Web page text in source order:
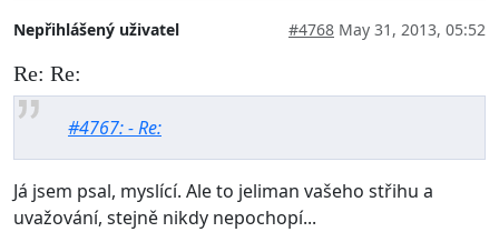
Nepřihlášený uživatel #4768 May 31, 2013, 05:52
Re: Re:
#4767: - Re:
Já jsem psal, myslící. Ale to jeliman vašeho střihu a
uvažování, stejně nikdy nepochopí...